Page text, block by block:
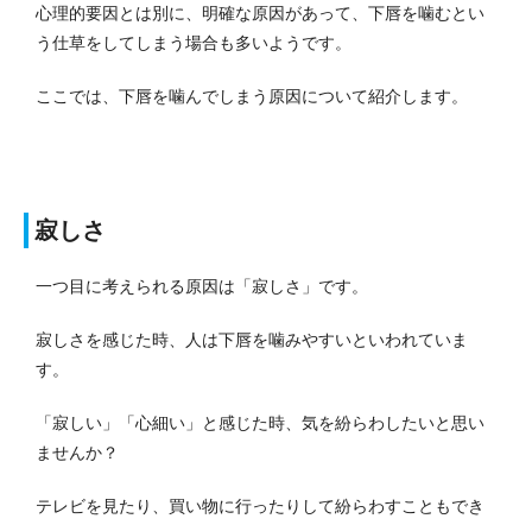
心理的要因とは別に、明確な原因があって、下唇を噛むとい
う仕草をしてしまう場合も多いようです。
ここでは、下唇を噛んでしまう原因について紹介します。
寂しさ
一つ目に考えられる原因は「寂しさ」です。
寂しさを感じた時、人は下唇を噛みやすいといわれていま
す。
「寂しい」「心細い」と感じた時、気を紛らわしたいと思い
ませんか？
テレビを見たり、買い物に行ったりして紛らわすこともでき